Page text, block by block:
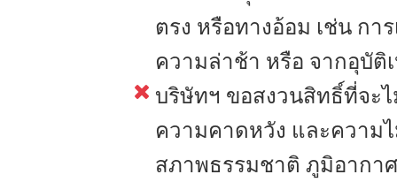
ตรง หรือทางอ้อม เช่น กา
ความล่าช้า หรือ จากอุบัติ
บริษัทฯ ขอสงวนสิทธิ์ที่จะ
ความคาดหวัง และความ
สภาพธรรมชาติ ภูมิอากา